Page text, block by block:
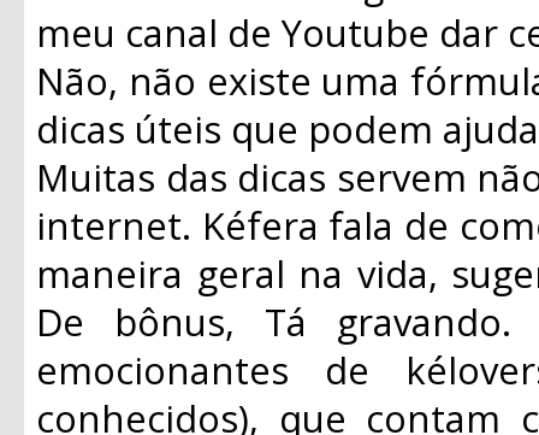
meu canal de Youtube dar
Não, não existe uma
dicas úteis que podem
Muitas das dicas servem
internet. Kéfera fala de
maneira geral na vida,
De bônus, Tá
emocionantes de
conhecidos), que contam